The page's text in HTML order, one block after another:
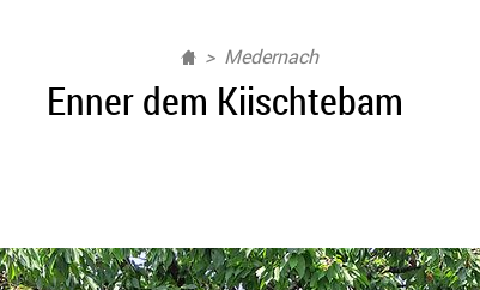
Medernach
Enner dem Kiischtebam